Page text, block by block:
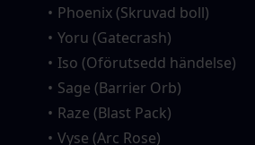
Phoenix (Skruvad boll)
Yoru (Gatecrash)
Iso (Oförutsedd händelse)
Sage (Barrier Orb)
Raze (Blast Pack)
Vyse (Arc Rose)